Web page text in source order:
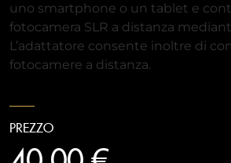
uno smartphone o un tablet e
fotocamera SLR a distanza
L’adattatore consente inoltre di
fotocamere a distanza.
PREZZO